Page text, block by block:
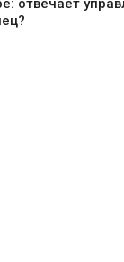
отвечает